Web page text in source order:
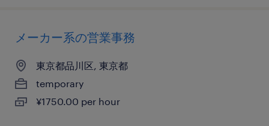
メーカー系の営業事務
東京都品川区, 東京都
temporary
¥1750.00 per hour